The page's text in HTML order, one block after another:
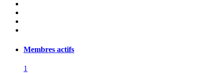
Membres actifs
1